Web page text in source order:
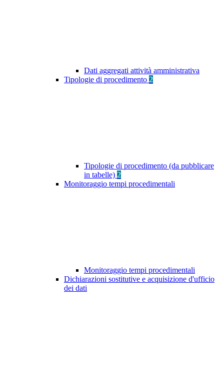
Dati aggregati attività amministrativa
Tipologie di procedimento 2
Tipologie di procedimento (da pubblicare
in tabelle) 2
Monitoraggio tempi procedimentali
Monitoraggio tempi procedimentali
Dichiarazioni sostitutive e acquisizione d'ufficio
dei dati